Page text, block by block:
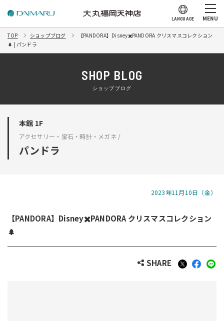
LANGUAGE MENU
TOP ショップブログ
【PANDORA】Disney✖️PANDORA クリスマスコレクション
🌲 | パンドラ
SHOP BLOG
ショップブログ
本館 1F
アクセサリー・宝石・時計・メガネ /
パンドラ
2023年11月10日（金）
【PANDORA】Disney✖️PANDORA クリスマスコレクション
🌲
SHARE